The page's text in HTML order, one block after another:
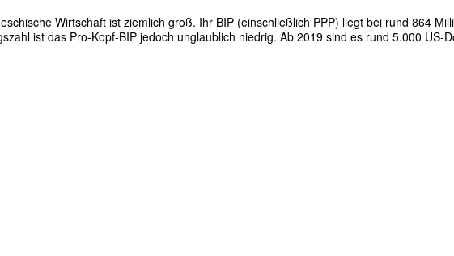
Wirtschaft ist ziemlich groß. Ihr BIP (einschließlich PPP) liegt bei rund 864
ist das Pro-Kopf-BIP jedoch unglaublich niedrig. Ab 2019 sind es rund 5.000 US-